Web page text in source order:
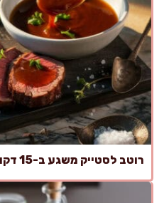
רוטב לסטייק משגע ב-15 דקות, בלי ציר בכלל